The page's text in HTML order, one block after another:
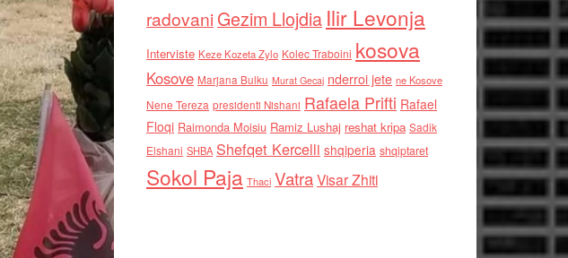
radovaniGezim Llojdia Ilir Levonja
Interviste Keze Kozeta Zylo Kolec Traboini kosova
Kosove Marjana Bulku Murat Gecaj nderroi jete ne Kosove
Nene Tereza presidenti Nishani Rafaela Prifti Rafael
Floqi Raimonda Moisiu Ramiz Lushaj reshat kripa Sadik
Elshani SHBA Shefqet Kercelli shqiperia shqiptaret
Sokol Paja Thaci VatraVisar Zhiti